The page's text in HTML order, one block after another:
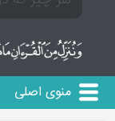
منوی اصلی